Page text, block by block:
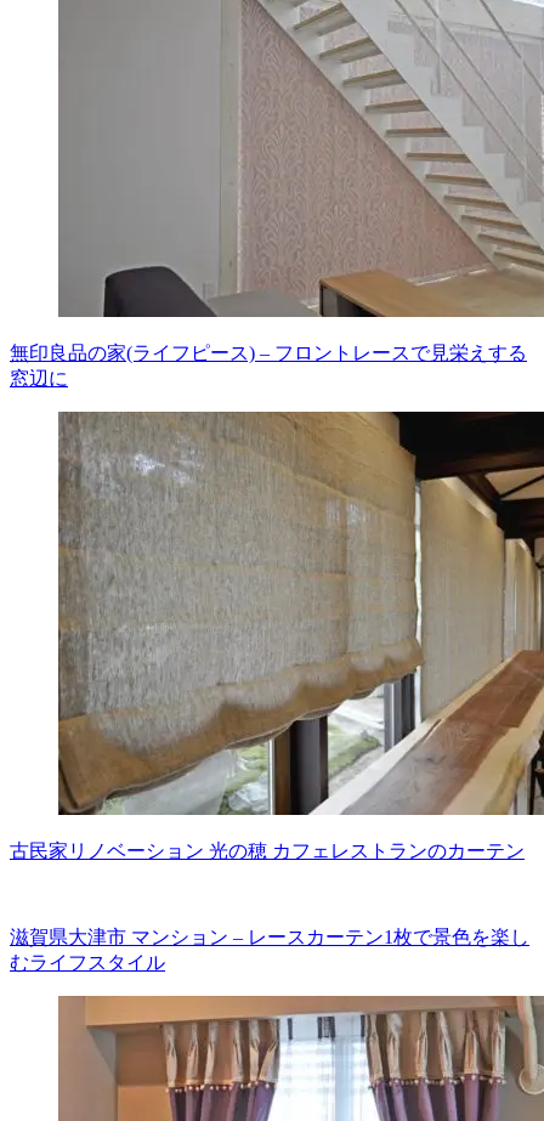
無印良品の家(ライフピース) – フロントレースで見栄えする
窓辺に
古民家リノベーション 光の穂 カフェレストランのカーテン
滋賀県大津市 マンション – レースカーテン1枚で景色を楽し
むライフスタイル